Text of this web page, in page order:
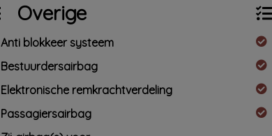
Overige
Anti blokkeer systeem
Bestuurdersairbag
Elektronische remkrachtverdeling
Passagiersairbag